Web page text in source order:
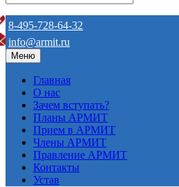
8-495-728-64-32
info@armit.ru
Меню
Главная
О нас
Зачем вступать?
Планы АРМИТ
Прием в АРМИТ
Члены АРМИТ
Правление АРМИТ
Контакты
Устав